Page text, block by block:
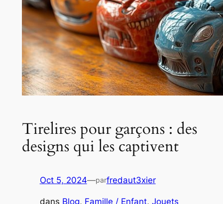
Tirelires pour garçons : des
designs qui les captivent
Oct 5, 2024—parfredaut3xier
dans Blog, Famille / Enfant, Jouets